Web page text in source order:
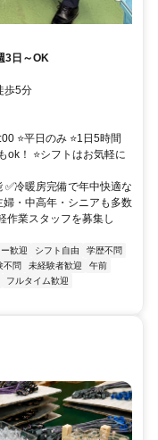
3日～OK
歩5分
⭐平日のみ ⭐1日5時間
ok！ ⭐シフトはお気軽に
冷暖房完備で年中快適な
婦・中高年・シニアも多数
作業スタッフを募集し
歓迎 シフト自由
学歴不問
不問 未経験者歓迎
午前
フルタイム歓迎